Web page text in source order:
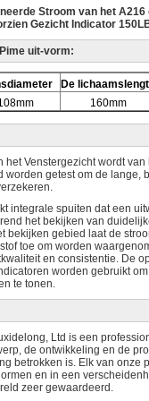
Stroom van het A216
Gezicht Indicator
uit-vorm:
De
160mm
het Venstergezicht wordt
worden getest om de lange,
integrale spuiten dat een
het bekijken van
bekijken gebied laat de
toe om worden
en consistentie. De
worden gebruikt
te tonen.
Ltd is een
de ontwikkeling en de
betrokken is. Elk van onze
en in een
zeer gewaardeerd.